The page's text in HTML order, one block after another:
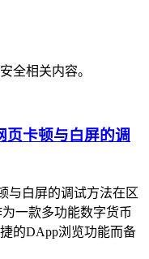
全相关内容。
卡顿与白屏的调
与白屏的调试方法在区
一款多功能数字货币
的DApp浏览功能而备